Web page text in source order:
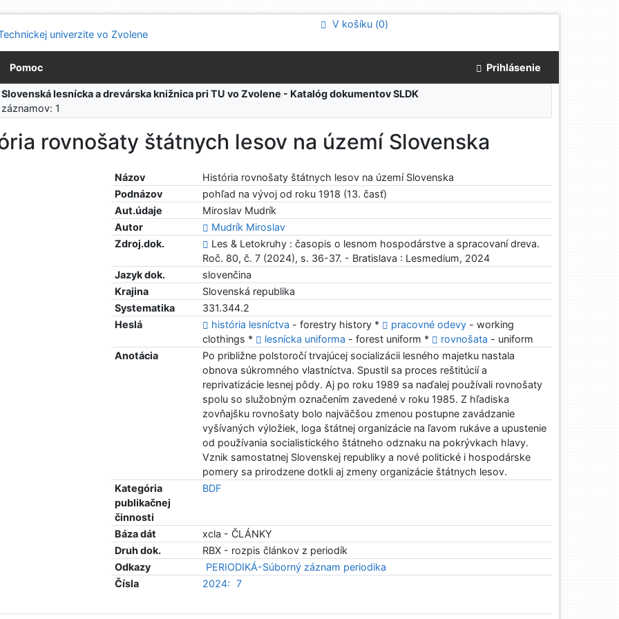
V košíku (0)
Pomoc Prihlásenie
Slovenská lesnícka a drevárska knižnica pri TU vo Zvolene - Katalóg dokumentov SLDK
1
rovnošaty štátnych lesov na území Slovenska
Názov
História rovnošaty štátnych lesov na území Slovenska
Podnázov
pohľad na vývoj od roku 1918 (13. časť)
Aut.údaje
Miroslav Mudrík
Autor
Mudrík Miroslav
Zdroj.dok.
Les & Letokruhy : časopis o lesnom hospodárstve a spracovaní dreva.
Roč. 80, č. 7 (2024), s. 36-37. - Bratislava : Lesmedium, 2024
Jazyk dok.
slovenčina
Krajina
Slovenská republika
Systematika
331.344.2
Heslá
história lesníctva - forestry history * pracovné odevy - working
clothings *
lesnícka uniforma - forest uniform * rovnošata - uniform
Anotácia
Po približne polstoročí trvajúcej socializácii lesného majetku nastala
obnova súkromného vlastníctva. Spustil sa proces reštitúcií a
reprivatizácie lesnej pôdy. Aj po roku 1989 sa naďalej používali rovnošaty
spolu so služobným označením zavedené v roku 1985. Z hľadiska
zovňajšku rovnošaty bolo najväčšou zmenou postupne zavádzanie
vyšívaných výložiek, loga štátnej organizácie na ľavom rukáve a upustenie
od používania socialistického štátneho odznaku na pokrývkach hlavy.
Vznik samostatnej Slovenskej republiky a nové politické i hospodárske
pomery sa prirodzene dotkli aj zmeny organizácie štátnych lesov.
Kategória
publikačnej
činnosti
BDF
Báza dát
xcla - ČLÁNKY
Druh dok.
RBX - rozpis článkov z periodík
Odkazy
PERIODIKÁ-Súborný záznam periodika
Čísla
2024: 7